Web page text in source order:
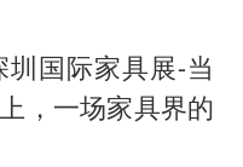
来了吗
序停课
国际家具展-当
，一场家具界的